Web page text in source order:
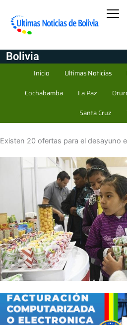
Bolivia
Inicio Ultimas Noticias
Cochabamba
La Paz
Santa Cruz
Existen 20 ofertas para el desayuno